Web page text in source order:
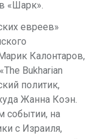
«Шарк».
евреев»
Калонтаров,
Bukharian
политик,
Жанна Коэн.
событии, на
с Израиля,